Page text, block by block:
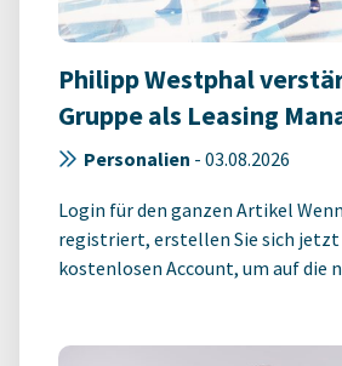
Philipp Westphal
Gruppe als Leasing
Personalien - 03.08.2026
Login für den ganzen Artikel
registriert, erstellen Sie sich
kostenlosen Account, um auf die